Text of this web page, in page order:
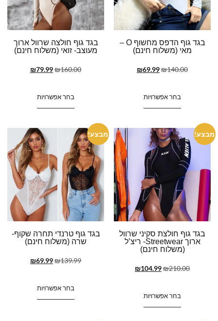
בגד גוף הדפס מחשוף O –
מאי (משלוח חינם)
₪140.00
₪69.99
בחר אפשרויות
בגד גוף חולצה שרוול ארוך
מעוצב- זואי (משלוח חינם)
₪160.00
₪79.99
בחר אפשרויות
מבצע!
בגד גוף חולצת סקיני שרוול
ארוך Streetwear- ריצ’ל
(משלוח חינם)
₪210.00
₪104.99
בחר אפשרויות
מבצע!
בגד גוף טרנדי תחרה שקוף-
שרה (משלוח חינם)
₪139.99
₪69.99
בחר אפשרויות